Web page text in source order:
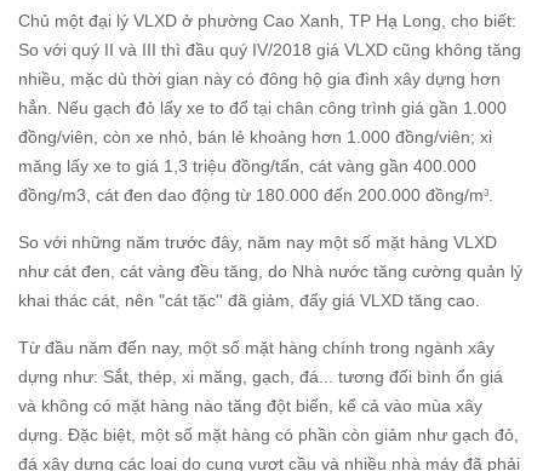
Chủ một đại lý VLXD ở phường Cao Xanh, TP Hạ Long, cho biết:
So với quý II và III thì đầu quý IV/2018 giá VLXD cũng không tăng
nhiều, mặc dù thời gian này có đông hộ gia đình xây dựng hơn
hẳn. Nếu gạch đỏ lấy xe to đổ tại chân công trình giá gần 1.000
đồng/viên, còn xe nhỏ, bán lẻ khoảng hơn 1.000 đồng/viên; xi
măng lấy xe to giá 1,3 triệu đồng/tấn, cát vàng gần 400.000
đồng/m3, cát đen dao động từ 180.000 đến 200.000 đồng/m3.
So với những năm trước đây, năm nay một số mặt hàng VLXD
như cát đen, cát vàng đều tăng, do Nhà nước tăng cường quản lý
khai thác cát, nên "cát tặc'' đã giảm, đẩy giá VLXD tăng cao.
Từ đầu năm đến nay, một số mặt hàng chính trong ngành xây
dựng như: Sắt, thép, xi măng, gạch, đá... tương đối bình ổn giá
và không có mặt hàng nào tăng đột biến, kể cả vào mùa xây
dựng. Đặc biệt, một số mặt hàng có phần còn giảm như gạch đỏ,
đá xây dựng các loại do cung vượt cầu và nhiều nhà máy đã phải